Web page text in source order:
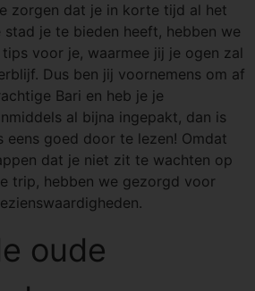
zorgen dat je in korte tijd al het
je te bieden heeft, hebben we
voor je, waarmee jij je ogen zal
Dus ben jij voornemens om af
Bari en heb je je
al bijna ingepakt, dan is
goed door te lezen! Omdat
dat je niet zit te wachten op
trip, hebben we gezorgd voor
oude